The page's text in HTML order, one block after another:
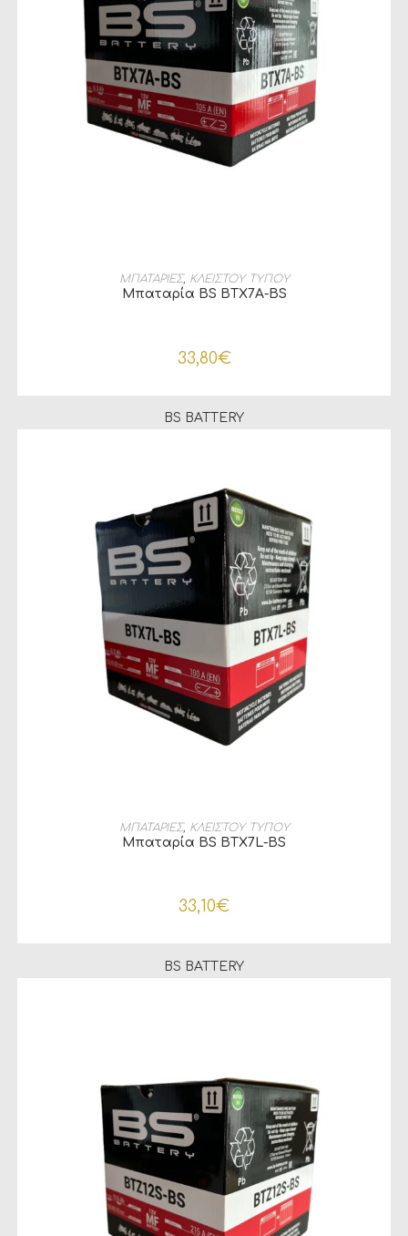
ΠΡΟΣΘΉΚΗ ΣΤΟ ΚΑΛΆΘΙ
ΜΠΑΤΑΡΙΕΣ, ΚΛΕΙΣΤΟΥ ΤΥΠΟΥ
Μπαταρία BS BTX7A-BS
33,80€
BS BATTERY
ΠΡΟΣΘΉΚΗ ΣΤΟ ΚΑΛΆΘΙ
ΜΠΑΤΑΡΙΕΣ, ΚΛΕΙΣΤΟΥ ΤΥΠΟΥ
Μπαταρία BS BTX7L-BS
33,10€
BS BATTERY